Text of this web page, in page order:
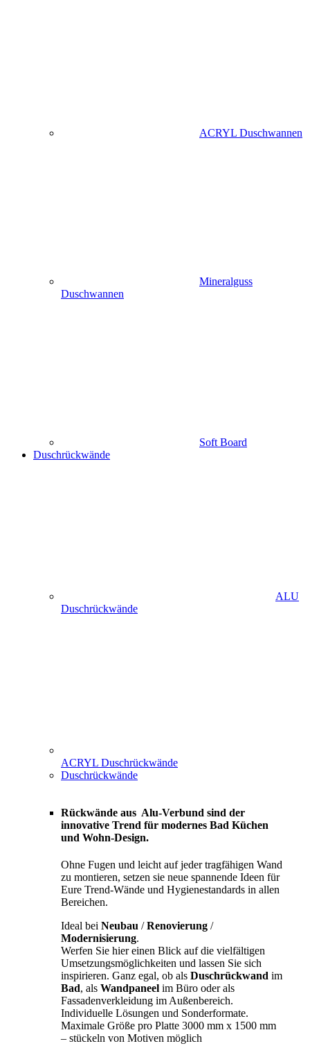
ACRYL Duschwannen
Mineralguss
Duschwannen
Soft Board
Duschrückwände
ALU
Duschrückwände
ACRYL Duschrückwände
Duschrückwände
Rückwände aus Alu-Verbund sind der
innovative Trend für modernes Bad Küchen
und Wohn-Design.
Ohne Fugen und leicht auf jeder tragfähigen Wand
zu montieren, setzen sie neue spannende Ideen für
Eure Trend-Wände und Hygienestandards in allen
Bereichen.
Ideal bei Neubau /Renovierung /
Modernisierung.
Werfen Sie hier einen Blick auf die vielfältigen
Umsetzungsmöglichkeiten und lassen Sie sich
inspirieren. Ganz egal, ob als Duschrückwand im
Bad, als Wandpaneel im Büro oder als
Fassadenverkleidung im Außenbereich.
Individuelle Lösungen und Sonderformate.
Maximale Größe pro Platte 3000 mm x 1500 mm
– stückeln von Motiven möglich